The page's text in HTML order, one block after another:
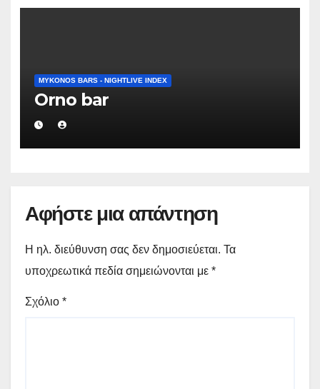
MYKONOS BARS - NIGHTLIVE INDEX
Orno bar
Αφήστε μια απάντηση
Η ηλ. διεύθυνση σας δεν δημοσιεύεται. Τα
υποχρεωτικά πεδία σημειώνονται με *
Σχόλιο *